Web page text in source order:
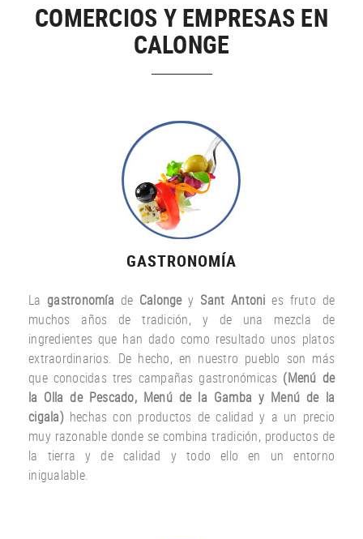
COMERCIOS Y EMPRESAS EN
CALONGE
GASTRONOMÍA
La gastronomía de Calongey Sant Antoni es fruto de
muchos años
de tradición, y de una mezcla
de
ingredientes que han dado como resultado unos platos
extraordinarios. De hecho, en nuestro pueblo son más
que conocidas tres campañas gastronómicas (Menú de
la Olla de Pescado, Menú de la Gamba y Menú de la
cigala) hechas con productos de calidad y a un precio
muy razonable donde se combina tradición, productos de
la tierra y de calidad y todo ello
en un entorno
inigualable.